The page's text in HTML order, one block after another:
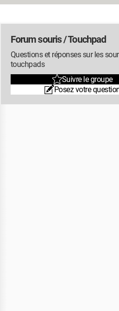
Forum souris / Touchpad
Questions et réponses sur les
touchpads
Suivre le groupe
Posez votre